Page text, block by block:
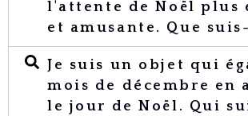
l'attente de Noël plus
et amusante. Que
Je suis un objet qui
mois de décembre en
le jour de Noël. Qui